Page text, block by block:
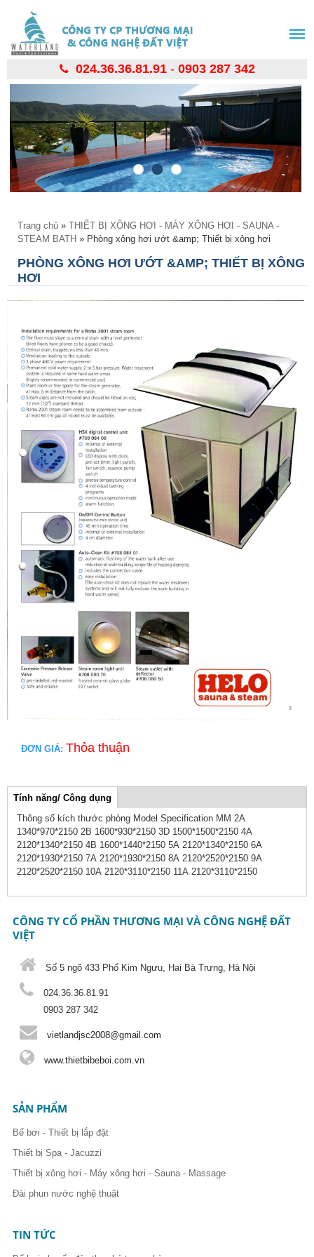
nội
dung
024.36.36.81.91- 0903 287 342
Bạn đang ở đây
Trang chủ » THIẾT BỊ XÔNG HƠI - MÁY XÔNG HƠI - SAUNA -
STEAM BATH » Phòng xông hơi ướt &amp; Thiết bị xông hơi
PHÒNG XÔNG HƠI ƯỚT &AMP; THIẾT BỊ XÔNG
HƠI
ĐƠN GIÁ: Thỏa thuận
col3
Tính năng/ Công dụng
hoạt
động)
Thông số kích thước phòng Model Specification MM 2A
1340*970*2150 2B 1600*930*2150 3D 1500*1500*2150 4A
2120*1340*2150 4B 1600*1440*2150 5A 2120*1340*2150 6A
2120*1930*2150 7A 2120*1930*2150 8A 2120*2520*2150 9A
2120*2520*2150 10A 2120*3110*2150 11A 2120*3110*2150
CÔNG TY CỔ PHẦN THƯƠNG MẠI VÀ CÔNG NGHỆ ĐẤT
VIỆT
Số 5 ngõ 433 Phố Kim Ngưu, Hai Bà Trưng, Hà Nội
024.36.36.81.91
0903 287 342
vietlandjsc2008@gmail.com
www.thietbibeboi.com.vn
SẢN PHẨM
Bể bơi - Thiết bị lắp đặt
Thiết bị Spa - Jacuzzi
Thiết bị xông hơi - Máy xông hơi - Sauna - Massage
Đài phun nước nghệ thuật
TIN TỨC